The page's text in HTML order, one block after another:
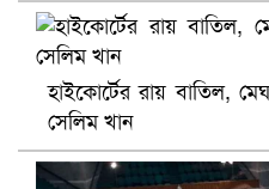
প্রোটিয়াদের হারিয়ে
হাইকোর্টের রায় বাতিল,
সেলিম খান